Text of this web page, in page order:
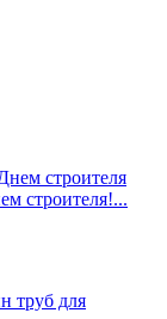
строителя!...